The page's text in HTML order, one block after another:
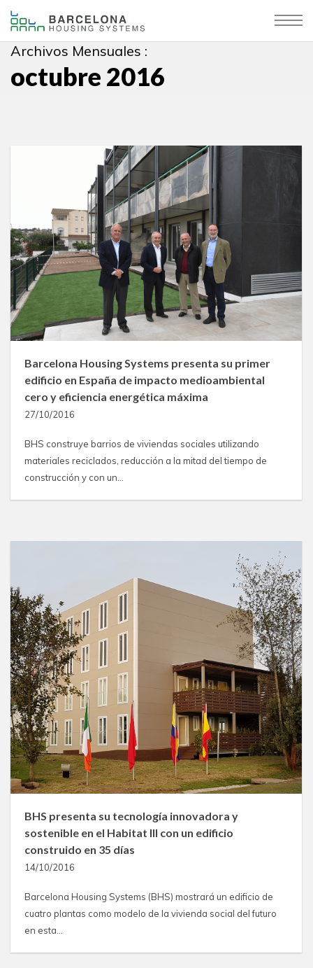
Archivos Mensuales :
octubre 2016
Barcelona Housing Systems presenta su primer
edificio en España de impacto medioambiental
cero y eficiencia energética máxima
27/10/2016
BHS construye barrios de viviendas sociales utilizando
materiales reciclados, reducción a la mitad del tiempo de
construcción y con un…
BHS presenta su tecnología innovadora y
sostenible en el Habitat III con un edificio
construido en 35 días
14/10/2016
Barcelona Housing Systems (BHS) mostrará un edificio de
cuatro plantas como modelo de la vivienda social del futuro
en esta…